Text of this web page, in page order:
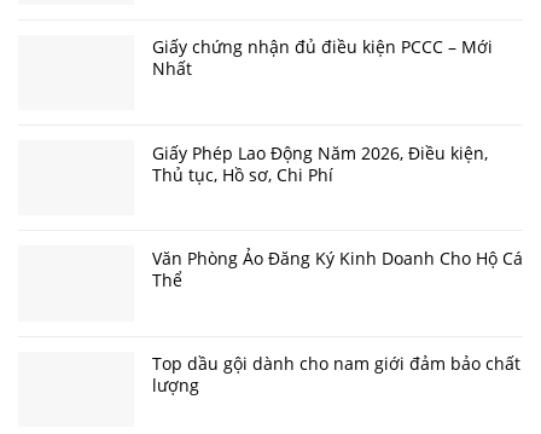
Giấy chứng nhận đủ điều kiện PCCC – Mới
Nhất
Giấy Phép Lao Động Năm 2026, Điều kiện,
Thủ tục, Hồ sơ, Chi Phí
Văn Phòng Ảo Đăng Ký Kinh Doanh Cho Hộ Cá
Thể
Top dầu gội dành cho nam giới đảm bảo chất
lượng